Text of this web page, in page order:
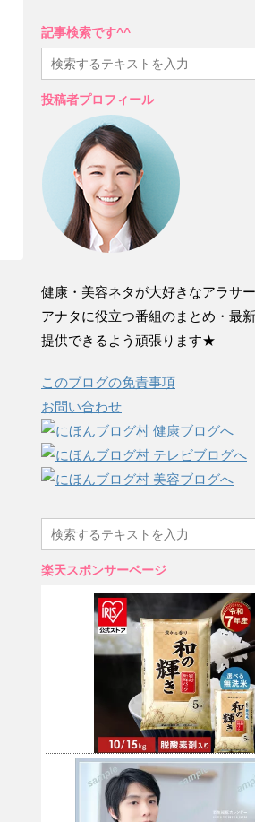
記事検索です^^
投稿者プロフィール
健康・美容ネタが大好きなアラサ
アナタに役立つ番組のまとめ・最
提供できるよう頑張ります★
このブログの免責事項
お問い合わせ
楽天スポンサーページ